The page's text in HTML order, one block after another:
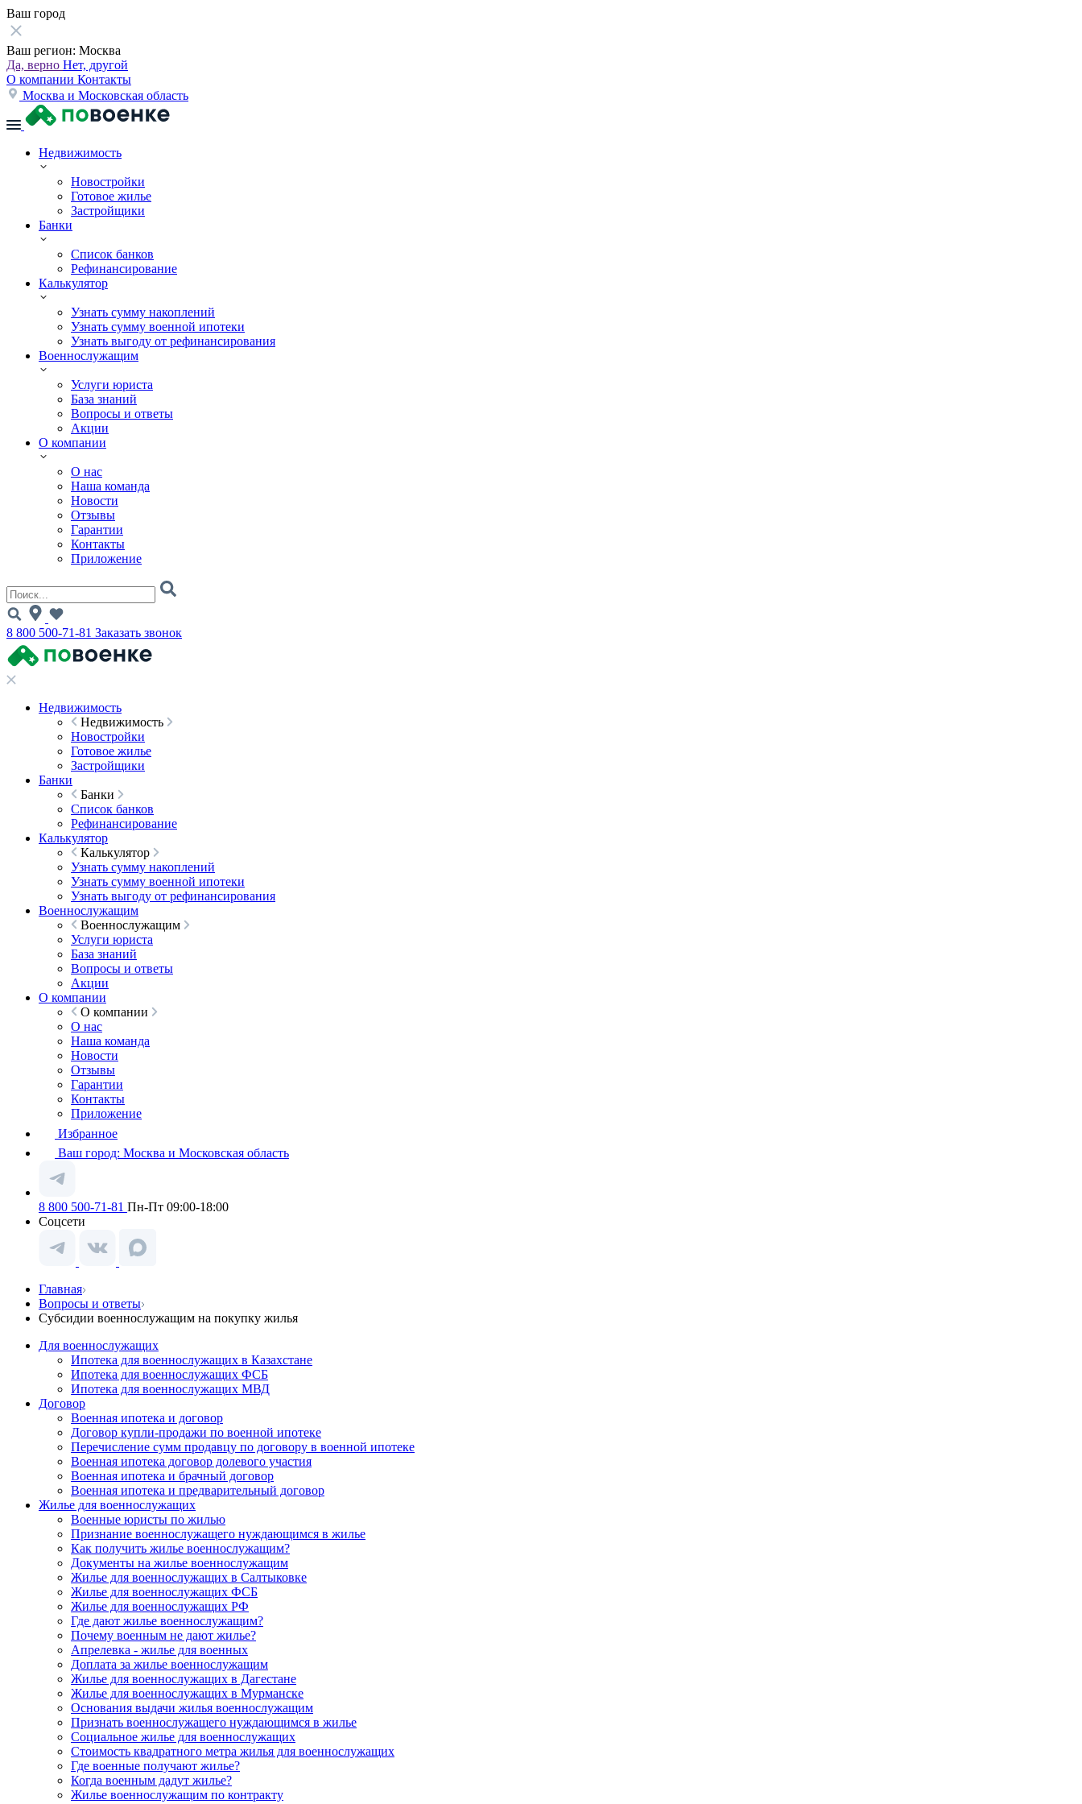
Ваш город
Ваш регион: Москва
Да, верно Нет, другой
О компании Контакты
Москва и Московская область
Недвижимость
Новостройки
Готовое жилье
Застройщики
Банки
Список банков
Рефинансирование
Калькулятор
Узнать сумму накоплений
Узнать сумму военной ипотеки
Узнать выгоду от рефинансирования
Военнослужащим
Услуги юриста
База знаний
Вопросы и ответы
Акции
О компании
О нас
Наша команда
Новости
Отзывы
Гарантии
Контакты
Приложение
8 800 500-71-81 Заказать звонок
Недвижимость
Недвижимость
Новостройки
Готовое жилье
Застройщики
Банки
Банки
Список банков
Рефинансирование
Калькулятор
Калькулятор
Узнать сумму накоплений
Узнать сумму военной ипотеки
Узнать выгоду от рефинансирования
Военнослужащим
Военнослужащим
Услуги юриста
База знаний
Вопросы и ответы
Акции
О компании
О компании
О нас
Наша команда
Новости
Отзывы
Гарантии
Контакты
Приложение
Избранное
Ваш город: Москва и Московская область
8 800 500-71-81 Пн-Пт 09:00-18:00
Соцсети
Главная
Вопросы и ответы
Субсидии военнослужащим на покупку жилья
Для военнослужащих
Ипотека для военнослужащих в Казахстане
Ипотека для военнослужащих ФСБ
Ипотека для военнослужащих МВД
Договор
Военная ипотека и договор
Договор купли-продажи по военной ипотеке
Перечисление сумм продавцу по договору в военной ипотеке
Военная ипотека договор долевого участия
Военная ипотека и брачный договор
Военная ипотека и предварительный договор
Жилье для военнослужащих
Военные юристы по жилью
Признание военнослужащего нуждающимся в жилье
Как получить жилье военнослужащим?
Документы на жилье военнослужащим
Жилье для военнослужащих в Салтыковке
Жилье для военнослужащих ФСБ
Жилье для военнослужащих РФ
Где дают жилье военнослужащим?
Почему военным не дают жилье?
Апрелевка - жилье для военных
Доплата за жилье военнослужащим
Жилье для военнослужащих в Дагестане
Жилье для военнослужащих в Мурманске
Основания выдачи жилья военнослужащим
Признать военнослужащего нуждающимся в жилье
Социальное жилье для военнослужащих
Стоимость квадратного метра жилья для военнослужащих
Где военные получают жилье?
Когда военным дадут жилье?
Жилье военнослужащим по контракту